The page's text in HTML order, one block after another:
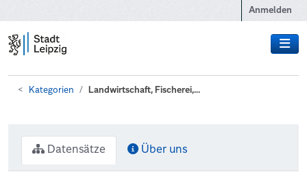
Anmelden
Kategorien Landwirtschaft, Fischerei,...
Datensätze Über uns